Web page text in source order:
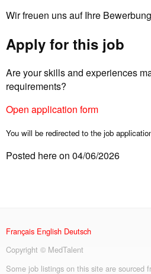
Wir freuen uns auf Ihre
Apply for this job
Are your skills and experiences
requirements?
Open application form
You will be redirected to the job
Posted here on 04/06/2026
Français English Deutsch
Copyright © MedTalent
Some job listings on this site are sourced